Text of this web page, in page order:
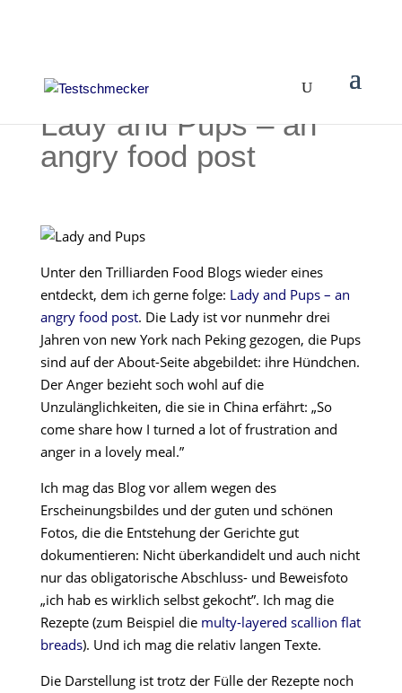
Lady and Pups – an
angry food post
Unter den Trilliarden Food Blogs wieder eines
entdeckt, dem ich gerne folge: Lady and Pups – an
angry food post. Die Lady ist vor nunmehr drei
Jahren von new York nach Peking gezogen, die Pups
sind auf der About-Seite abgebildet: ihre Hündchen.
Der Anger bezieht soch wohl auf die
Unzulänglichkeiten, die sie in China erfährt: „So
come share how I turned a lot of frustration and
anger in a lovely meal.”
Ich mag das Blog vor allem wegen des
Erscheinungsbildes und der guten und schönen
Fotos, die die Entstehung der Gerichte gut
dokumentieren: Nicht überkandidelt und auch nicht
nur das obligatorische Abschluss- und Beweisfoto
„ich hab es wirklich selbst gekocht”. Ich mag die
Rezepte (zum Beispiel die multy-layered scallion flat
breads). Und ich mag die relativ langen Texte.
Die Darstellung ist trotz der Fülle der Rezepte noch